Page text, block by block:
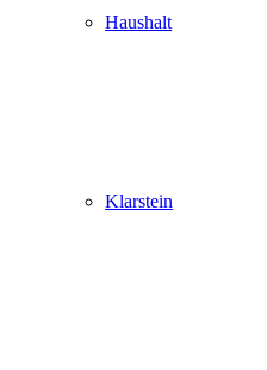
Haushalt
Klarstein